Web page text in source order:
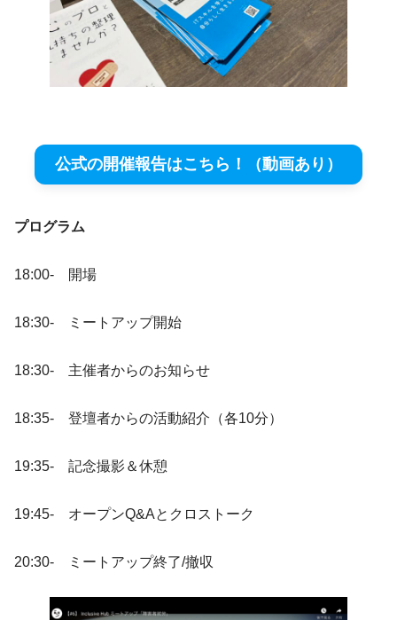
公式の開催報告はこちら！（動画あり）
プログラム
18:00- 開場
18:30- ミートアップ開始
18:30- 主催者からのお知らせ
18:35- 登壇者からの活動紹介（各10分）
19:35- 記念撮影＆休憩
19:45- オープンQ&Aとクロストーク
20:30- ミートアップ終了/撤収